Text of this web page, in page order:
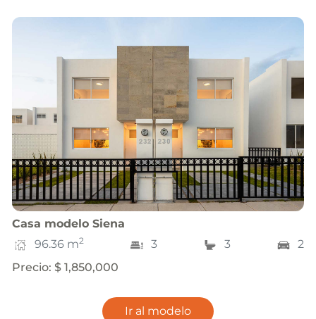
Casa modelo Siena
96.36 m2 3 3
2
Precio: $ 1,850,000
Ir al modelo